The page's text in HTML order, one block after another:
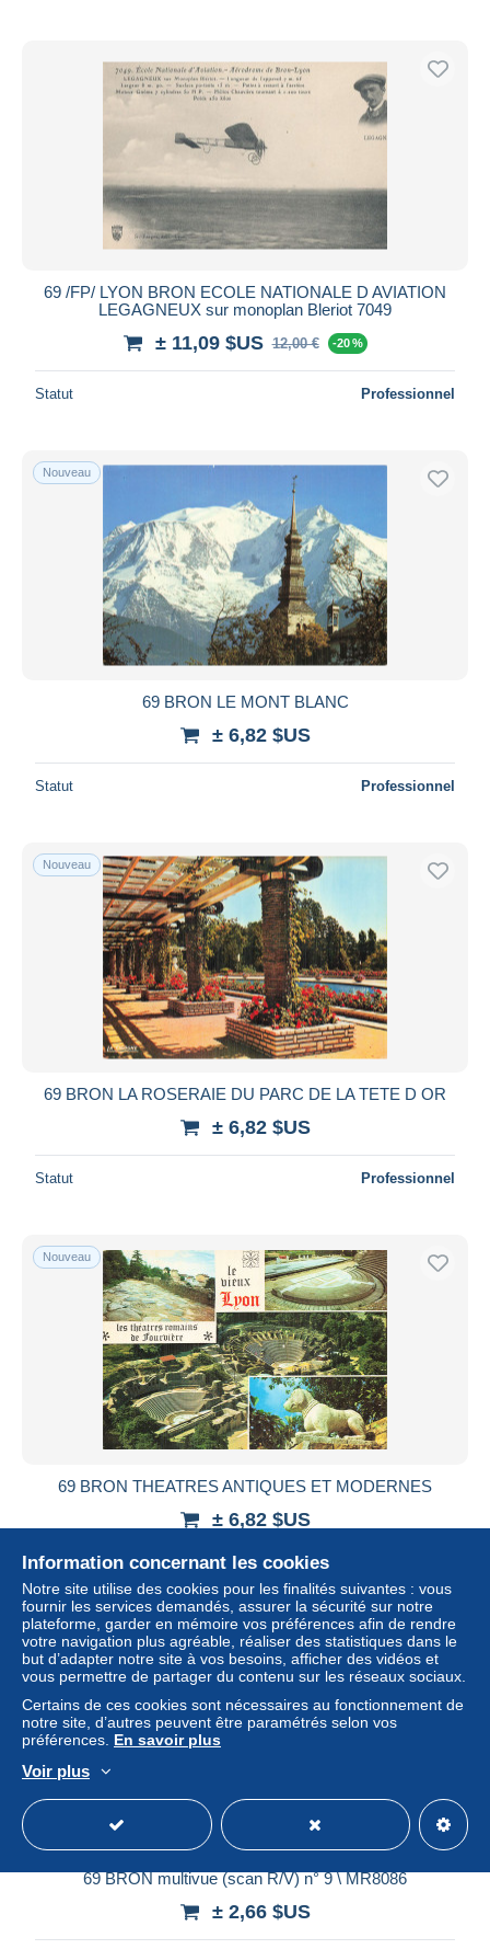
69 /FP/ LYON BRON ECOLE NATIONALE D AVIATION
LEGAGNEUX sur monoplan Bleriot 7049
± 11,09 $US 12,00 € -20 %
Statut Professionnel
Nouveau
69 BRON LE MONT BLANC
± 6,82 $US
Statut Professionnel
Nouveau
69 BRON LA ROSERAIE DU PARC DE LA TETE D OR
± 6,82 $US
Statut Professionnel
Nouveau
69 BRON THEATRES ANTIQUES ET MODERNES
± 6,82 $US
Statut
69 BRON multivue (scan R/V) n° 9 \ MR8086
± 2,66 $US
Information concernant les cookies
Notre site utilise des cookies pour les finalités suivantes : vous
fournir les services demandés, assurer la sécurité sur notre
plateforme, garder en mémoire vos préférences afin de rendre
votre navigation plus agréable, réaliser des statistiques dans le
but d’adapter notre site à vos besoins, afficher des vidéos et
vous permettre de partager du contenu sur les réseaux sociaux.
Certains de ces cookies sont nécessaires au fonctionnement de
notre site, d’autres peuvent être paramétrés selon vos
préférences. En savoir plus
Voir plus